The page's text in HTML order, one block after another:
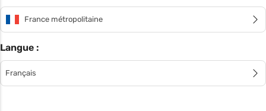
France métropolitaine
Langue :
Français